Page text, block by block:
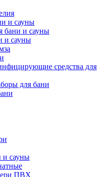
и сауны
бани и сауны
и сауны
средства для
для бани
и сауны
ПВХ